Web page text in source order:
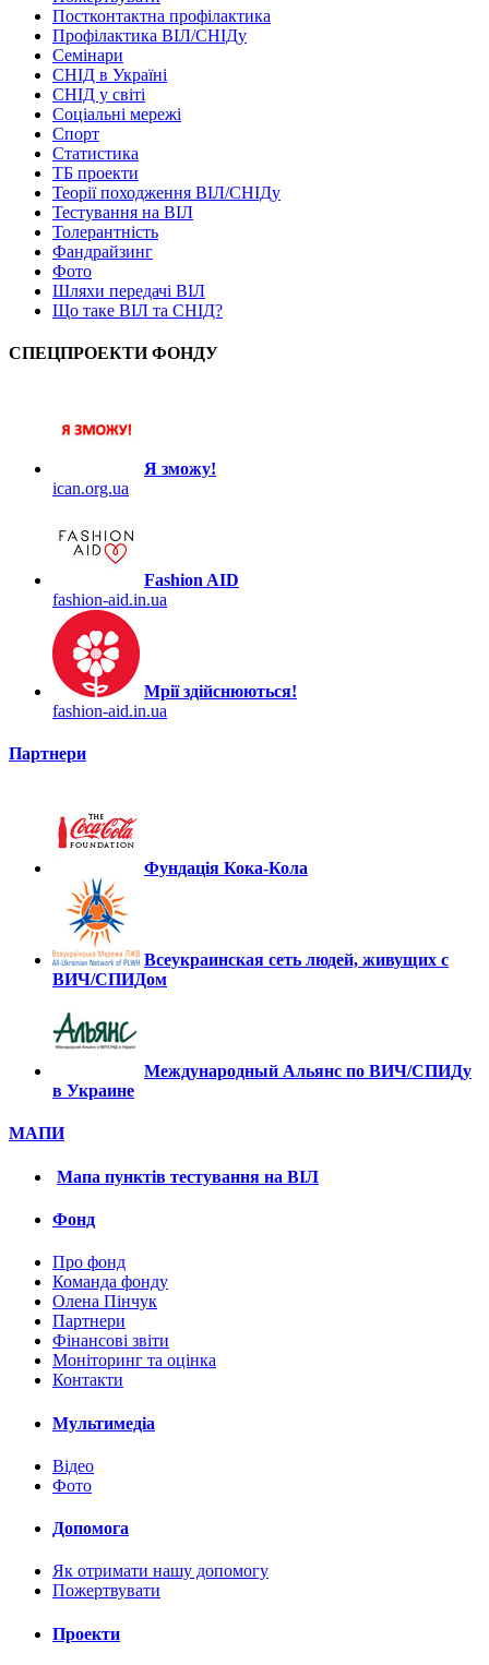
Постконтактна профілактика
Профілактика ВІЛ/СНІДу
Семінари
СНІД в Україні
СНІД у світі
Соціальні мережі
Спорт
Статистика
ТБ проекти
Теорії походження ВІЛ/СНІДу
Тестування на ВІЛ
Толерантність
Фандрайзинг
Фото
Шляхи передачі ВІЛ
Що таке ВІЛ та СНІД?
СПЕЦПРОЕКТИ ФОНДУ
Я зможу!
ican.org.ua
Fashion AID
fashion-aid.in.ua
Мрії здійснюються!
fashion-aid.in.ua
Партнери
Фундація Кока-Кола
Всеукраинская сеть людей, живущих с
ВИЧ/СПИДом
Международный Альянс по ВИЧ/СПИДу
в Украине
МАПИ
Мапа пунктів тестування на ВІЛ
Фонд
Про фонд
Команда фонду
Олена Пінчук
Партнери
Фінансові звіти
Монiторинг та оцiнка
Контакти
Мультимедiа
Вiдео
Фото
Допомога
Як отримати нашу допомогу
Пожертвувати
Проекти